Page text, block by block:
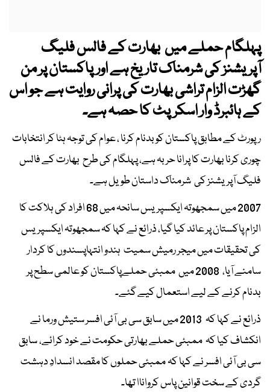
پہلگام حملے میں بھارت کے فالس فلیگ
آپریشنز کی شرمناک تاریخ ہے اور پاکستان پر من
گھڑت الزام تراشی بھارت کی پرانی روایت ہے جو اس
کے ہائبرڈ وار اسکرپٹ کا حصہ ہے۔
رپورٹ کے مطابق پاکستان کو بدنام کرنا ، عوام کی توجہ ہٹا کر انتخابات
چوری کرنا بھارت کا پرانا حربہ ہے، پہلگام کی طرح بھارت کے فالس
فلیگ آپریشنز کی شرمناک داستان طویل ہے۔
2007 میں سمجھوتہ ایکسپریس سانحہ میں 68 افراد کی ہلاکت کا
الزام پاکستان پر عائد کیا گیا، ذرائع نے کہا کہ سمجھوتہ ایکسپریس
کی تحقیقات میں میجر رمیش سمیت ہندو انتہاپسندوں کا کردار
سامنے آیا، 2008 میں ممبئی حملےپاکستان کو عالمی سطح پر
بدنام کرنے کے لیے استعمال کیے گئے۔
ذرائع نے کہا کہ 2013 میں سابق سی بی آئی افسر ستیش ورما نے
انکشاف کیا کہ ممبئی حملے بھارتی حکومت نے خود کرائے، سابق
سی بی آئی افسر نے کہا کہ ممبئی حملوں کا مقصد انسدادِ دہشت
گردی کے سخت قوانین پاس کرواناا تھا۔